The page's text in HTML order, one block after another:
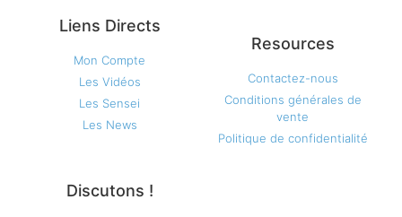
Liens Directs
Mon Compte
Les Vidéos
Les Sensei
Les News
Resources
Contactez-nous
Conditions générales de
vente
Politique de confidentialité
Discutons !